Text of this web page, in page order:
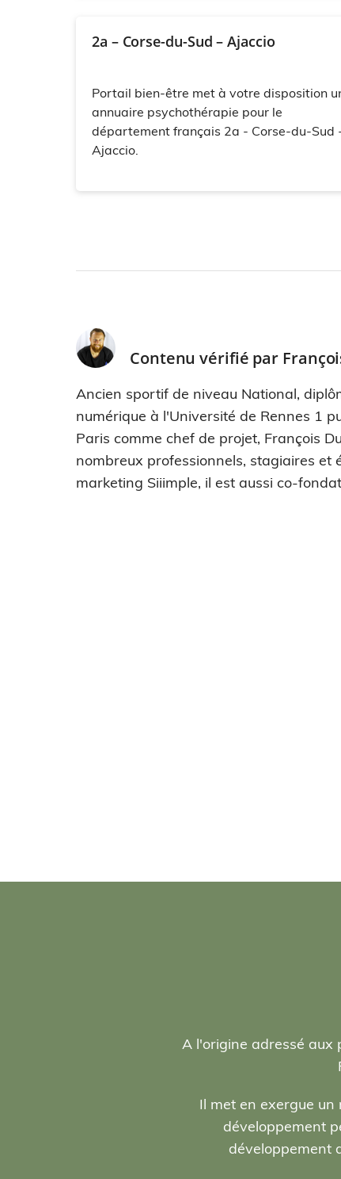
2a – Corse-du-Sud – Ajaccio
Portail bien-être met à votre disposition
annuaire psychothérapie pour le
département français 2a - Corse-du-Sud
Ajaccio.
Contenu vérifié par
Ancien sportif de niveau National,
numérique à l'Université de Rennes 1
Paris comme chef de projet, François
nombreux professionnels, stagiaires et
marketing Siiimple, il est aussi co-
A l'origine adressé aux
Il met en exergue
développement
développement